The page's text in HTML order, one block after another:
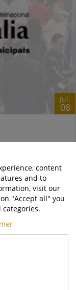
jul.
08
edición más
de
inv..
LEER MÁS
content
and to
visit our
"Accept all" you